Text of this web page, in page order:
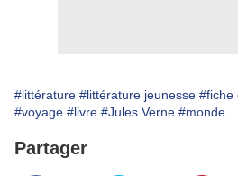
#littérature #littérature jeunesse #fiche
#voyage #livre #Jules Verne #monde
Partager